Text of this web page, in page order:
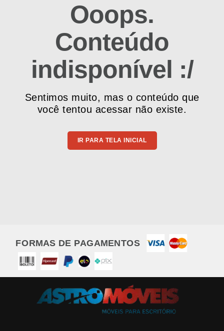
Ooops.
Conteúdo
indisponível :/
Sentimos muito, mas o conteúdo que
você tentou acessar não existe.
IR PARA TELA INICIAL
FORMAS DE PAGAMENTOS